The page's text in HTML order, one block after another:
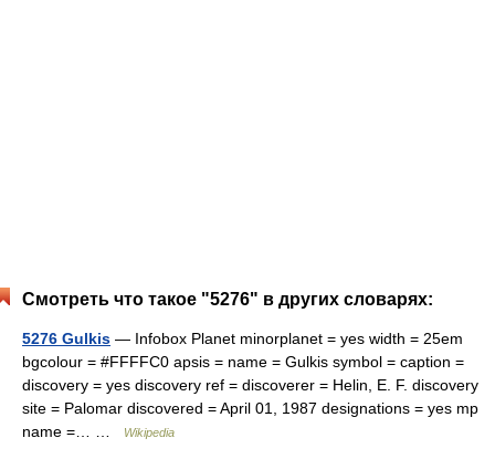
Смотреть что такое "5276" в других словарях:
5276 Gulkis — Infobox Planet minorplanet = yes width = 25em
bgcolour = #FFFFC0 apsis = name = Gulkis symbol = caption =
discovery = yes discovery ref = discoverer = Helin, E. F. discovery
site = Palomar discovered = April 01, 1987 designations = yes mp
name =… …
Wikipedia